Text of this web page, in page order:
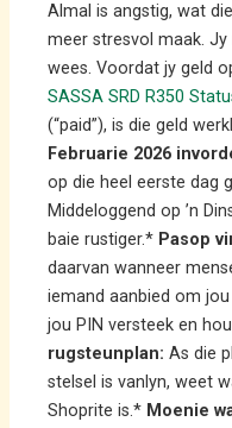
Almal is angstig, wat
meer stresvol maak.
wees. Voordat jy geld
SASSA SRD R350
(“paid”), is die geld
Februarie 2026
op die heel eerste dag
Middeloggend op ’n
baie rustiger.* Pasop
daarvan wanneer
iemand aanbied om
jou PIN versteek en
rugsteunplan: As die
stelsel is vanlyn, weet
Shoprite is.* Moenie